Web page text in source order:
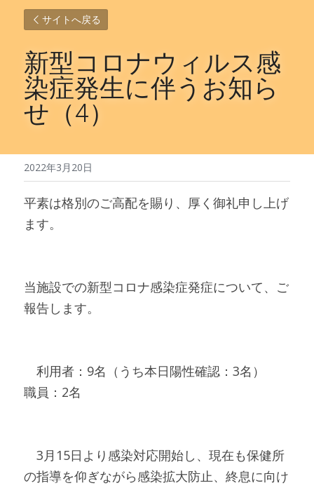
サイトへ戻る
新型コロナウィルス感
染症発生に伴うお知ら
せ（4）
2022年3月20日
平素は格別のご高配を賜り、厚く御礼申し上げ
ます。
当施設での新型コロナ感染症発症について、ご
報告します。
利用者：9名（うち本日陽性確認：3名）
職員：2名
3月15日より感染対応開始し、現在も保健所
の指導を仰ぎながら感染拡大防止、終息に向け